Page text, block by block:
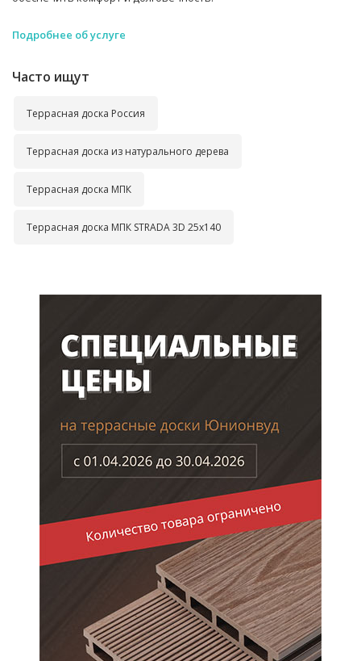
Подробнее об услуге
Часто ищут
Террасная доска Россия
Террасная доска из натурального дерева
Террасная доска МПК
Террасная доска МПК STRADA 3D 25x140